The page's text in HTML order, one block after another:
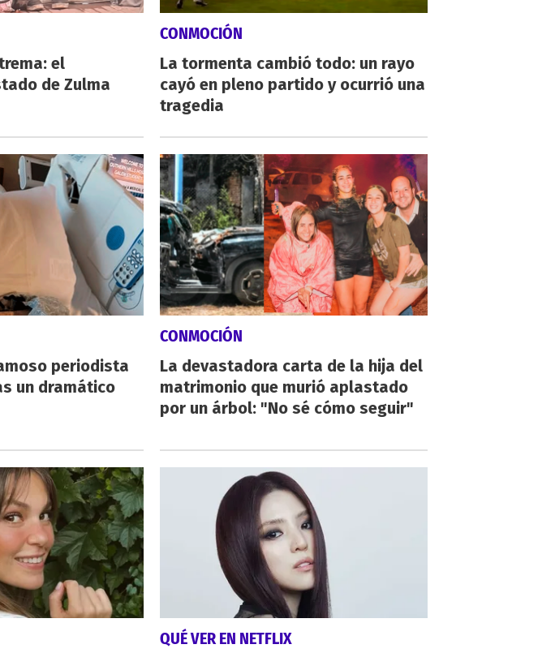
el
de Zulma
CONMOCIÓN
La tormenta cambió todo: un rayo
cayó en pleno partido y ocurrió una
tragedia
periodista
un dramático
CONMOCIÓN
La devastadora carta de la hija del
matrimonio que murió aplastado
por un árbol: "No sé cómo seguir"
QUÉ VER EN NETFLIX